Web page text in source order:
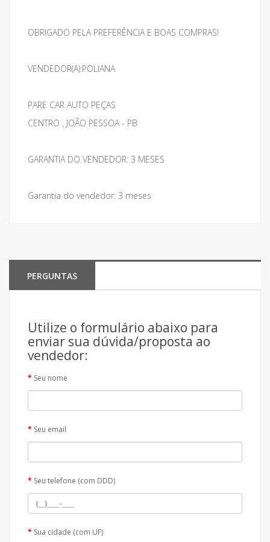
OBRIGADO PELA PREFERÊNCIA E BOAS COMPRAS!
VENDEDOR(A):POLIANA
PARE CAR AUTO PEÇAS
CENTRO , JOÃO PESSOA - PB
GARANTIA DO VENDEDOR: 3 MESES
Garantia do vendedor: 3 meses
PERGUNTAS
Utilize o formulário abaixo para
enviar sua dúvida/proposta ao
vendedor:
Seu nome
Seu email
Seu telefone (com DDD)
Sua cidade (com UF)